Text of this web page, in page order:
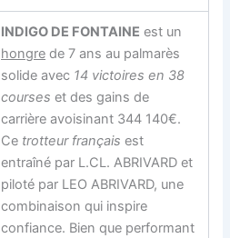
INDIGO DE FONTAINE est un
hongre de 7 ans au palmarès
solide avec 14 victoires en 38
courses et des gains de
carrière avoisinant 344 140€.
Ce trotteur français est
entraîné par L.CL. ABRIVARD et
piloté par LEO ABRIVARD, une
combinaison qui inspire
confiance. Bien que performant